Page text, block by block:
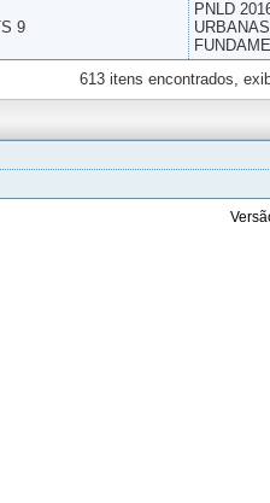
9
PNLD
613 itens encontrados,